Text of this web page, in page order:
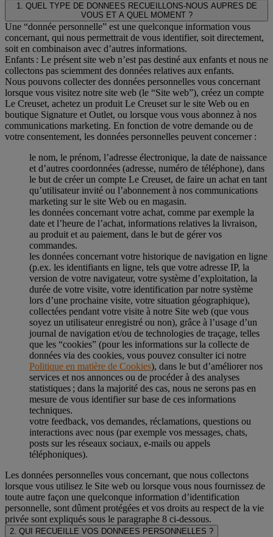
1. QUEL TYPE DE DONNEES RECUEILLONS-NOUS AUPRES DE
VOUS ET A QUEL MOMENT ?
Une “donnée personnelle” est une quelconque information vous
concernant, qui nous permettrait de vous identifier, soit directement,
soit en combinaison avec d’autres informations.
Enfants : Le présent site web n’est pas destiné aux enfants et nous ne
collectons pas sciemment des données relatives aux enfants.
Nous pouvons collecter des données personnelles vous concernant
lorsque vous visitez notre site web (le “Site web”), créez un compte
Le Creuset, achetez un produit Le Creuset sur le site Web ou en
boutique Signature et Outlet, ou lorsque vous vous abonnez à nos
communications marketing. En fonction de votre demande ou de
votre consentement, les données personnelles peuvent concerner :
le nom, le prénom, l’adresse électronique, la date de naissance
et d’autres coordonnées (adresse, numéro de téléphone), dans
le but de créer un compte Le Creuset, de faire un achat en tant
qu’utilisateur invité ou l’abonnement à nos communications
marketing sur le site Web ou en magasin.
les données concernant votre achat, comme par exemple la
date et l’heure de l’achat, informations relatives la livraison,
au produit et au paiement, dans le but de gérer vos
commandes.
les données concernant votre historique de navigation en ligne
(p.ex. les identifiants en ligne, tels que votre adresse IP, la
version de votre navigateur, votre système d’exploitation, la
durée de votre visite, votre identification par notre système
lors d’une prochaine visite, votre situation géographique),
collectées pendant votre visite à notre Site web (que vous
soyez un utilisateur enregistré ou non), grâce à l’usage d’un
journal de navigation et/ou de technologies de traçage, telles
que les “cookies” (pour les informations sur la collecte de
données via des cookies, vous pouvez consulter ici notre
Politique en matière de Cookies), dans le but d’améliorer nos
services et nos annonces ou de procéder à des analyses
statistiques ; dans la majorité des cas, nous ne serons pas en
mesure de vous identifier sur base de ces informations
techniques.
votre feedback, vos demandes, réclamations, questions ou
interactions avec nous (par exemple vos messages, chats,
posts sur les réseaux sociaux, e-mails ou appels
téléphoniques).
Les données personnelles vous concernant, que nous collectons
lorsque vous utilisez le Site web ou lorsque vous nous fournissez de
toute autre façon une quelconque information d’identification
personnelle, sont dûment protégées et vos droits au respect de la vie
privée sont expliqués sous le paragraphe 8 ci-dessous.
2. QUI RECUEILLE VOS DONNEES PERSONNELLES ?